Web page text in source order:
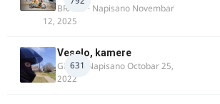
BRACO · Napisano Novembar
12, 2025
631
Veselo, kamere
GR 46· NapisanoOctobar 25,
2022